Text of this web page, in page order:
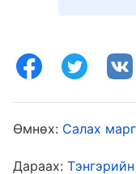
санааны минь
байгааг би
Өмнөх: Салах
Дараах: